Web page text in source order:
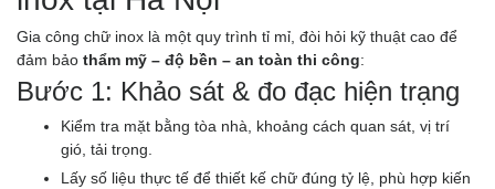
Gia công chữ inox là một quy trình tỉ mỉ, đòi hỏi kỹ thuật cao để
đảm bảo thẩm mỹ – độ bền – an toàn thi công:
Bước 1: Khảo sát & đo đạc hiện trạng
Kiểm tra mặt bằng tòa nhà, khoảng cách quan sát, vị trí
gió, tải trọng.
Lấy số liệu thực tế để thiết kế chữ đúng tỷ lệ, phù hợp kiến